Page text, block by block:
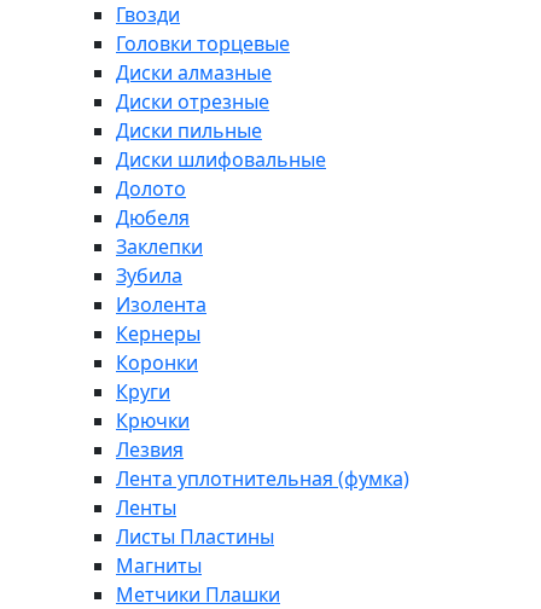
Гвозди
Головки торцевые
Диски алмазные
Диски отрезные
Диски пильные
Диски шлифовальные
Долото
Дюбеля
Заклепки
Зубила
Изолента
Кернеры
Коронки
Круги
Крючки
Лезвия
Лента уплотнительная (фумка)
Ленты
Листы Пластины
Магниты
Метчики Плашки